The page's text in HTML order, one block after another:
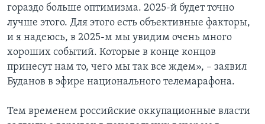
гораздо больше оптимизма. 2025-й будет точно
лучше этого. Для этого есть объективные факторы,
и я надеюсь, в 2025-м мы увидим очень много
хороших событий. Которые в конце концов
принесут нам то, чего мы так все ждем», – заявил
Буданов в эфире национального телемарафона.
Тем временем российские оккупационные власти